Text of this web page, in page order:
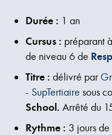
Durée : 1 an
Cursus : préparant
de niveau 6 de
Titre : délivré par
- SupTertiaire sous
School. Arrêté du
Rythme : 3 jours de